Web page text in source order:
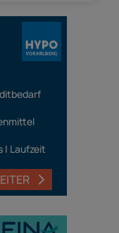
| Laufzeit